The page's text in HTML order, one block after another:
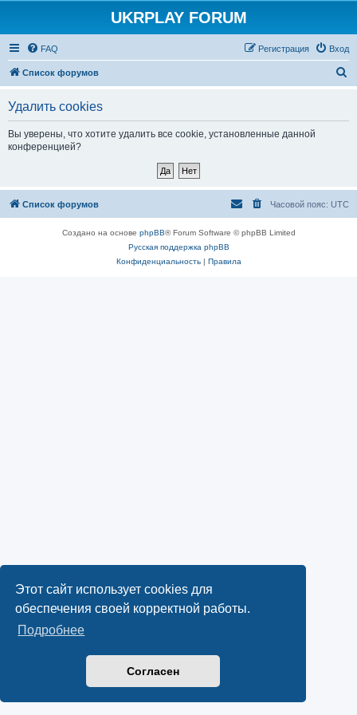
Этот сайт использует cookies для
обеспечения своей корректной работы.
Подробнее
Согласен
UKRPLAY FORUM
FAQ Вход
Регистрация
Список форумов
Удалить cookies
Вы уверены, что хотите удалить все cookie, установленные данной
конференцией?
Список форумов Часовой пояс: UTC
Создано на основе phpBB® Forum Software © phpBB Limited
Русская поддержка phpBB
Конфиденциальность| Правила